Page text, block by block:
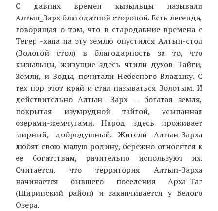
С давних времен кызыльцы называли
Алтын_Зарх благодатной стороной. Есть легенда,
говорящая о том, что в стародавние времена с
Тегер -хана на эту землю опустился Алтын-стол
(Золотой стол) в благодарность за то, что
кызыльцы, живущие здесь чтили духов Тайги,
Земли, и Воды, почитали Небесного Владыку. С
тех пор этот край и стал называться Золотым. И
действительно Алтын -Зарх — богатая земля,
покрытая изумрудной тайгой, усыпанная
озерами-жемчугами. Народ здесь проживает
мирный, добродушный. Жители Алтын-Зарха
любят свою малую родину, бережно относятся к
ее богатствам, рачительно используют их.
Считается, что территория Алтын-Зарха
начинается бывшего поселения Арха-Таг
(Ширинский район) и заканчивается у Белого
Озера.